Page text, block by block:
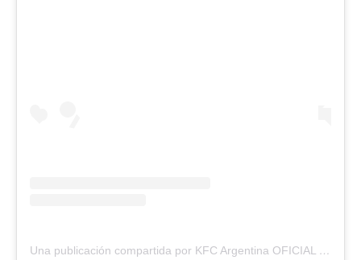
Una publicación compartida por KFC Argentina OFICIAL (@kfc_argentina)